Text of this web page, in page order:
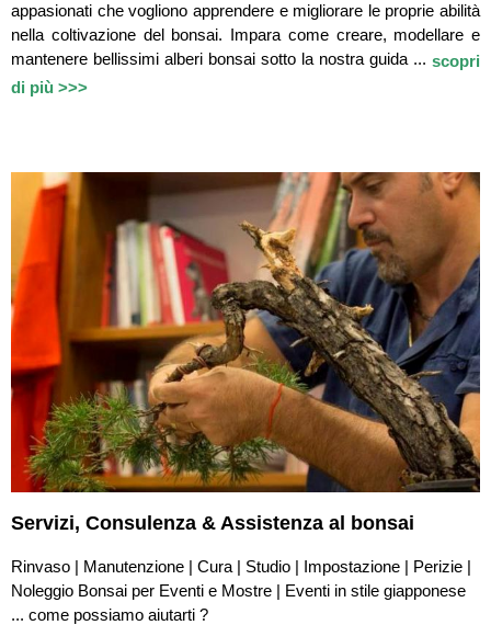
appasionati che vogliono apprendere e migliorare le proprie abilità
nella coltivazione del bonsai. Impara come creare, modellare e
mantenere bellissimi alberi bonsai sotto la nostra guida ... scopri
di più >>>
Servizi, Consulenza & Assistenza al bonsai
Rinvaso | Manutenzione | Cura | Studio | Impostazione | Perizie |
Noleggio Bonsai per Eventi e Mostre | Eventi in stile giapponese
... come possiamo aiutarti ?